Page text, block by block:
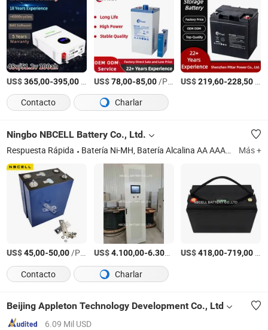
US$365,00-395,00 US$78,00-85,00/Pieza US$219,60-228,50
Contacto
Charlar
Ningbo NBCELL Battery Co., Ltd.
Respuesta Rápida Batería Ni-MH, Batería Alcalina AA AAA C D 9V, Batería de Iones de Litio, Celdas de Batería Calb, 24V/48V/60V Batería de Carro de Golf, 12V/24V/36V Batería Marina, LiFePO4 Celdas de Batería, Celdas de Batería Ncm Nmc, Celdas de Batería Rept, Celdas de Batería Eve Más +
US$45,00-50,00/Pieza US$4.100,00-6.300,00 /Set
US$418,00-719,00
Contacto
Charlar
Beijing Appleton Technology Development Co., Ltd
6.09 Mil USD